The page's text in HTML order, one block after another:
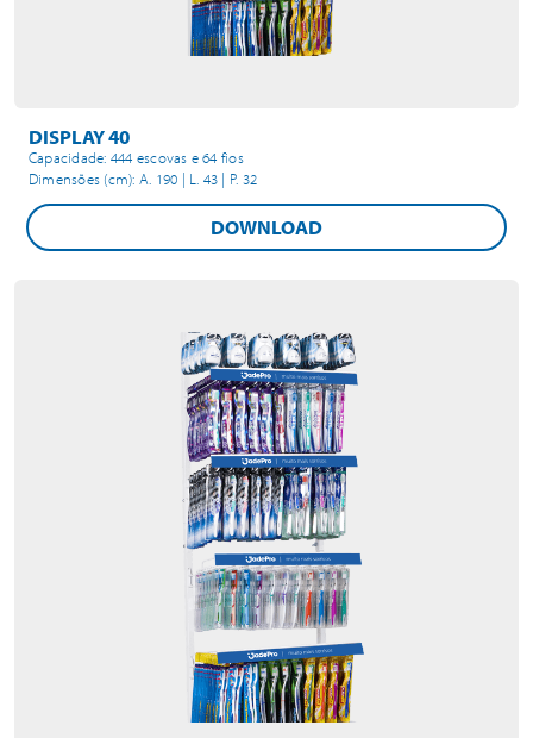
DISPLAY 40
Capacidade: 444 escovas e 64 fios
Dimensões (cm): A. 190 | L. 43 | P. 32
DOWNLOAD